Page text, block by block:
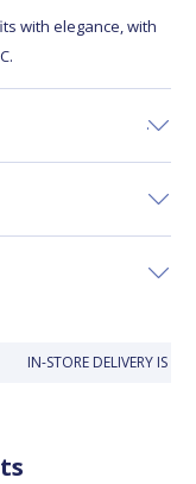
with elegance, with
IN-STORE DELIVERY IS